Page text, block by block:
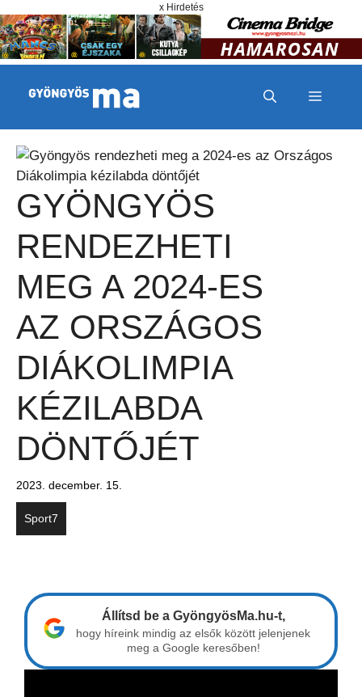
x Hirdetés
MENÜ
GYÖNGYÖS
RENDEZHETI
MEG A 2024-ES
AZ ORSZÁGOS
DIÁKOLIMPIA
KÉZILABDA
DÖNTŐJÉT
2023. december. 15.
Sport7
Állítsd be a GyöngyösMa.hu-t,
hogy híreink mindig az elsők között jelenjenek
meg a Google keresőben!